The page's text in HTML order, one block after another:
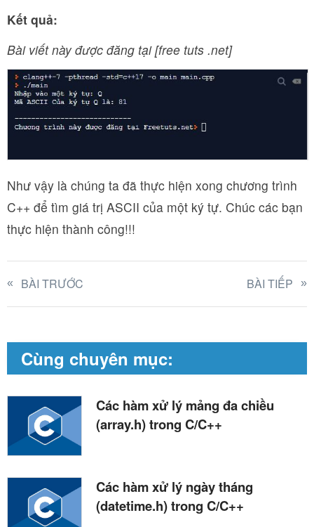
Kết quả:
Bài viết này được đăng tại [free tuts .net]
Như vậy là chúng ta đã thực hiện xong chương trình
C++ để tìm giá trị ASCII của một ký tự. Chúc các bạn
thực hiện thành công!!!
BÀI TRƯỚC BÀI TIẾP
Cùng chuyên mục:
Các hàm xử lý mảng đa chiều
(array.h) trong C/C++
Các hàm xử lý ngày tháng
(datetime.h) trong C/C++